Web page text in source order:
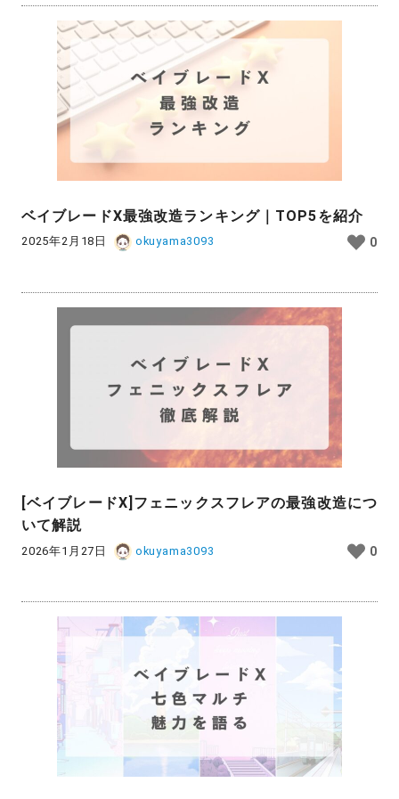
ベイブレードX最強改造ランキング｜TOP5を紹介
2025年2月18日 okuyama3093 0
[ベイブレードX]フェニックスフレアの最強改造につ
いて解説
2026年1月27日 okuyama3093 0